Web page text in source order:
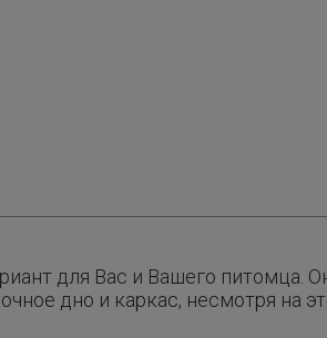
для Вас и Вашего питомца.
дно и каркас, несмотря на